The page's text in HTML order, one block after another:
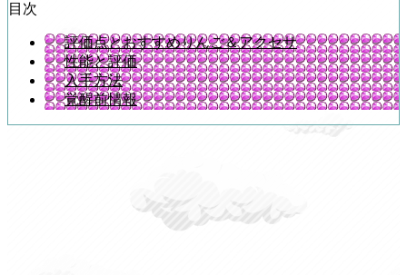
目次
評価点とおすすめりんご＆アクセサ
性能と評価
入手方法
覚醒前情報